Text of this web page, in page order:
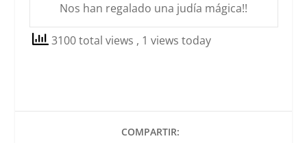
Nos han regalado una judía mágica!!
3100 total views , 1 views today
COMPARTIR: